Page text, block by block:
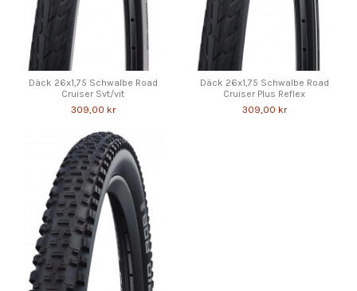
Däck 26x1,75 Schwalbe Road
Cruiser Svt/vit
309,00 kr
Däck 26x1,75 Schwalbe Road
Cruiser Plus Reflex
309,00 kr